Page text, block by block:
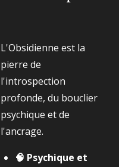
L'Obsidienne est la
pierre de
l'introspection
profonde, du bouclier
psychique et de
l'ancrage.
🧠 Psychique et